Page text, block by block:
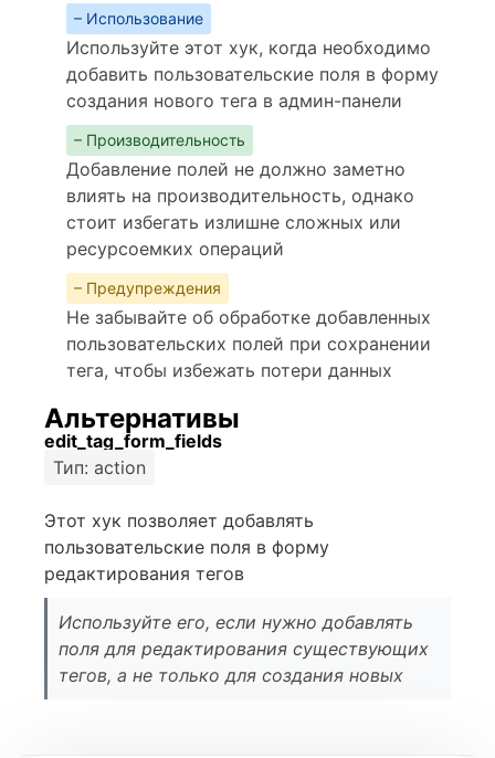
– Использование
Используйте этот хук, когда необходимо
добавить пользовательские поля в форму
создания нового тега в админ-панели
– Производительность
Добавление полей не должно заметно
влиять на производительность, однако
стоит избегать излишне сложных или
ресурсоемких операций
– Предупреждения
Не забывайте об обработке добавленных
пользовательских полей при сохранении
тега, чтобы избежать потери данных
Альтернативы
edit_tag_form_fields
Тип: action
Этот хук позволяет добавлять
пользовательские поля в форму
редактирования тегов
Используйте его, если нужно добавлять
поля для редактирования существующих
тегов, а не только для создания новых